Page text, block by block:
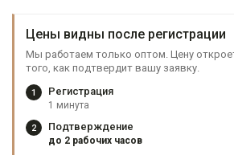
Цены видны после регистрации
Мы работаем только оптом. Цену
того, как подтвердит вашу заявку.
1 Регистрация
1 минута
2 Подтверждение
до 2 рабочих часов